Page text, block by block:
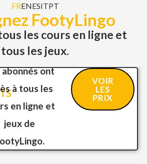
FRENESITPT
FootyLingo
les cours en ligne et
tous les jeux.
abonnés ont
à tous les
en ligne et
jeux de
VOIR
LES
PRIX